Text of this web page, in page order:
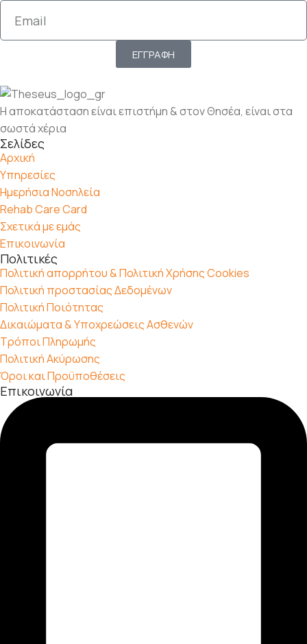
ΕΓΓΡΑΦΗ
Η αποκατάσταση είναι επιστήμη & στον Θησέα, είναι στα
σωστά χέρια
Σελίδες
Αρχική
Υπηρεσίες
Ημερήσια Νοσηλεία
Rehab Care Card
Σχετικά με εμάς
Επικοινωνία
Πολιτικές
Πολιτική απορρήτου & Πολιτική Χρήσης Cookies
Πολιτική προστασίας Δεδομένων
Πολιτική Ποιότητας
Δικαιώματα & Υποχρεώσεις Ασθενών
Τρόποι Πληρωμής
Πολιτική Ακύρωσης
Όροι και Προϋποθέσεις
Επικοινωνία